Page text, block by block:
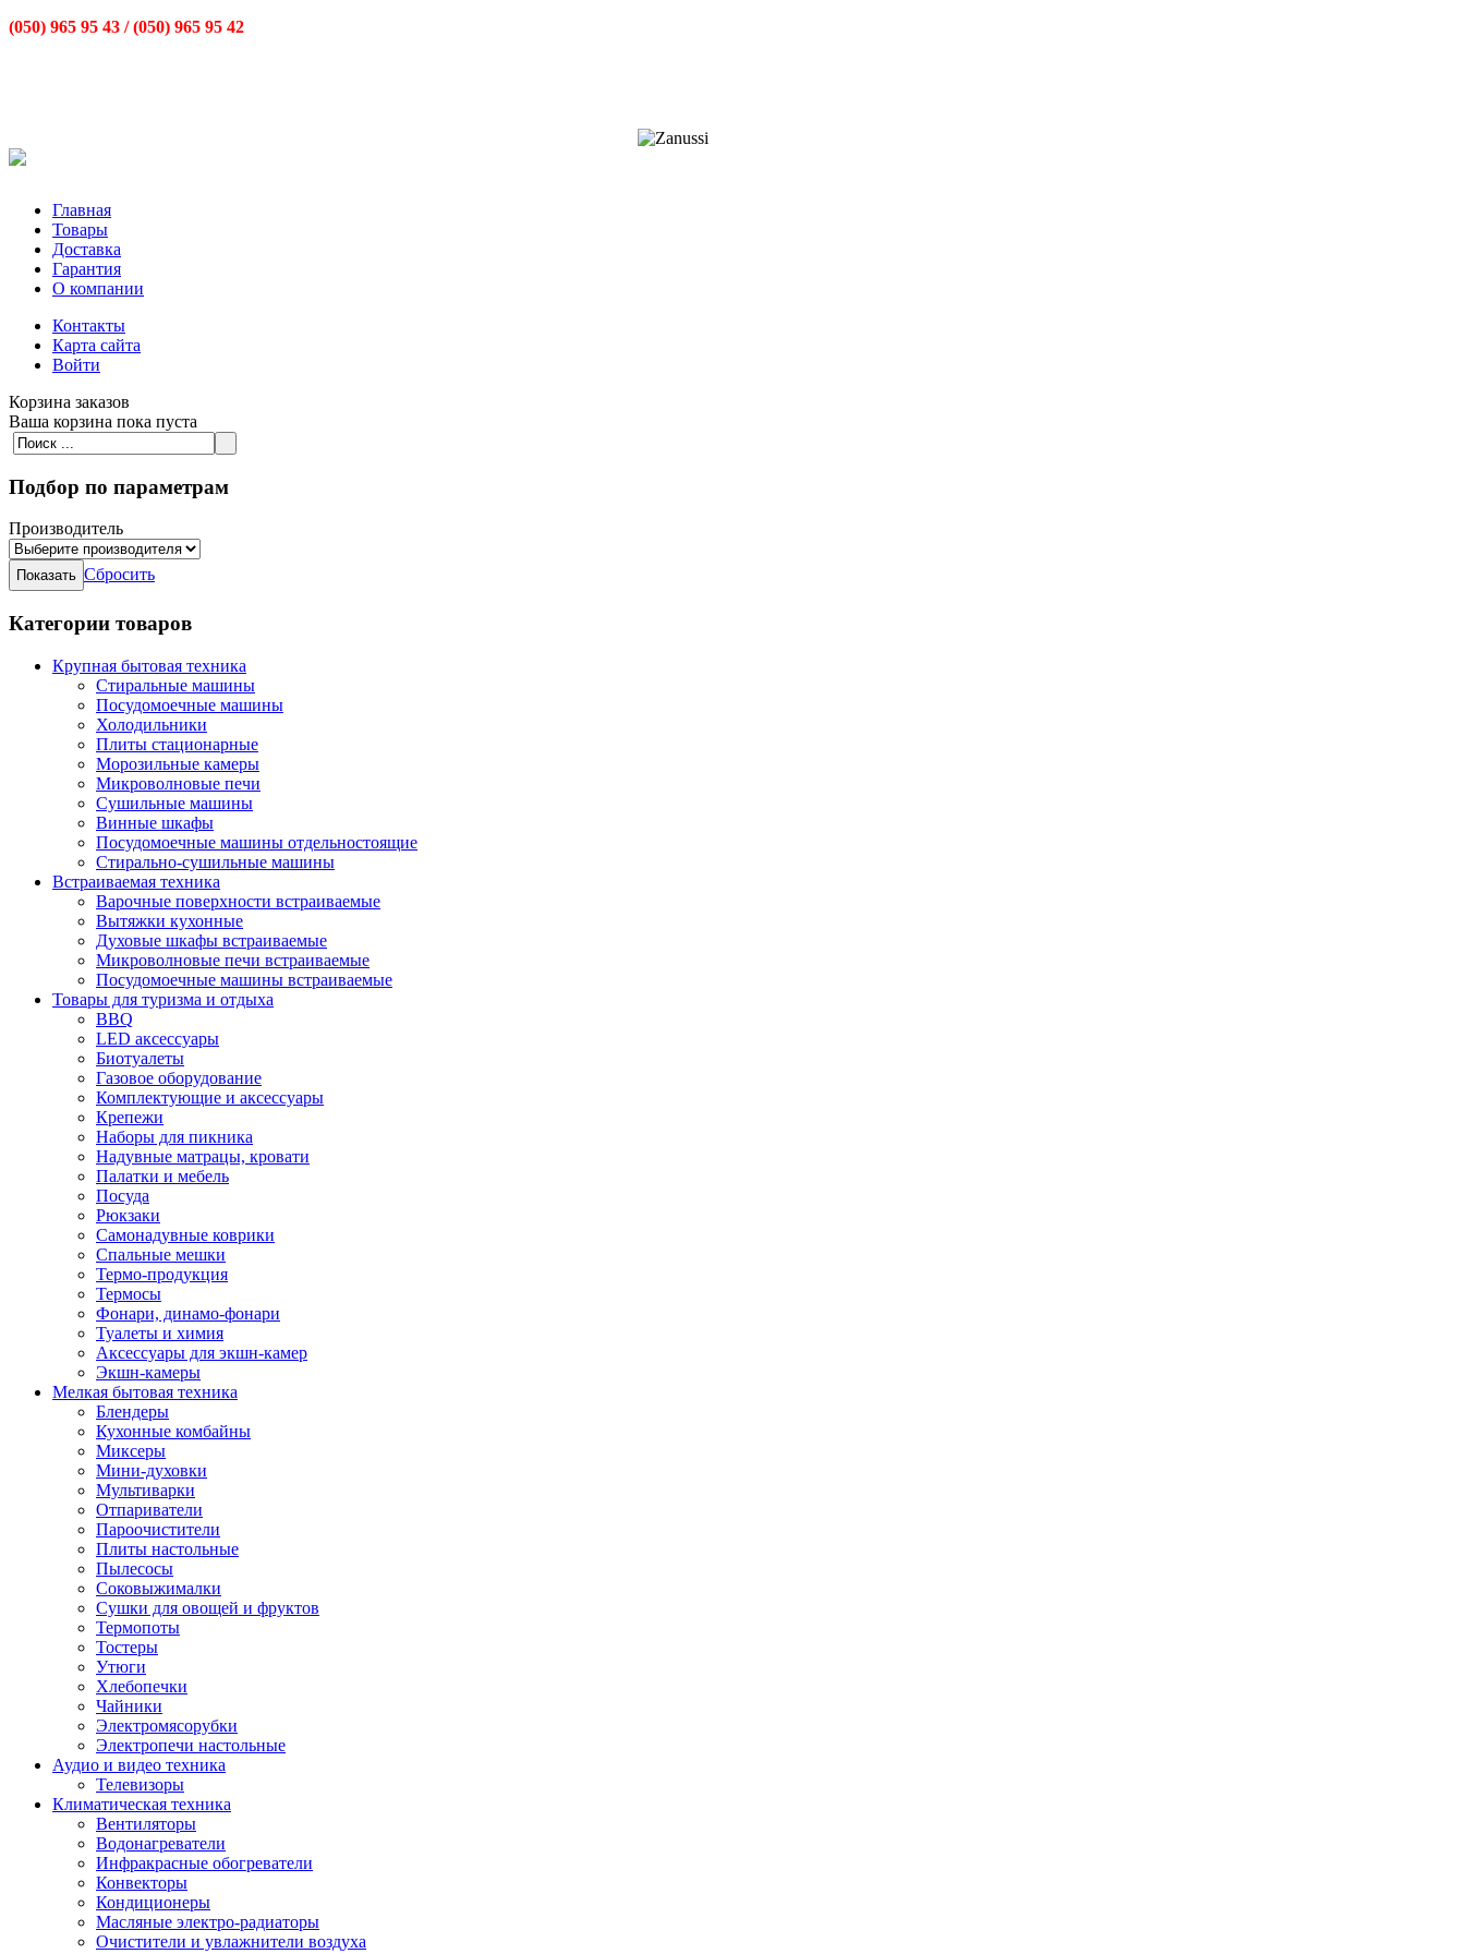
(050) 965 95 43 /(050) 965 95 42
Главная
Товары
Доставка
Гарантия
О компании
Контакты
Карта сайта
Войти
Корзина заказов
Ваша корзина пока пуста
Подбор по параметрам
Производитель
Сбросить
Категории товаров
Крупная бытовая техника
Стиральные машины
Посудомоечные машины
Холодильники
Плиты стационарные
Морозильные камеры
Микроволновые печи
Сушильные машины
Винные шкафы
Посудомоечные машины отдельностоящие
Стирально-сушильные машины
Встраиваемая техника
Варочные поверхности встраиваемые
Вытяжки кухонные
Духовые шкафы встраиваемые
Микроволновые печи встраиваемые
Посудомоечные машины встраиваемые
Товары для туризма и отдыха
BBQ
LED аксессуары
Биотуалеты
Газовое оборудование
Комплектующие и аксессуары
Крепежи
Наборы для пикника
Надувные матрацы, кровати
Палатки и мебель
Посуда
Рюкзаки
Самонадувные коврики
Спальные мешки
Термо-продукция
Термосы
Фонари, динамо-фонари
Туалеты и химия
Аксессуары для экшн-камер
Экшн-камеры
Мелкая бытовая техника
Блендеры
Кухонные комбайны
Миксеры
Мини-духовки
Мультиварки
Отпариватели
Пароочистители
Плиты настольные
Пылесосы
Соковыжималки
Сушки для овощей и фруктов
Термопоты
Тостеры
Утюги
Хлебопечки
Чайники
Электромясорубки
Электропечи настольные
Аудио и видео техника
Телевизоры
Климатическая техника
Вентиляторы
Водонагреватели
Инфракрасные обогреватели
Конвекторы
Кондиционеры
Масляные электро-радиаторы
Очистители и увлажнители воздуха